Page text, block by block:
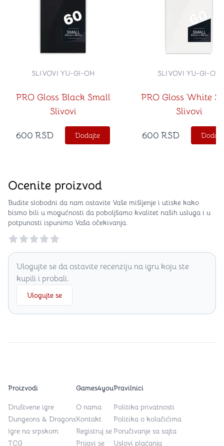
PRO Gloss Black Small
Slivovi
SLIVOVI YU-GI-OH
600 RSD Dodajte
PRO Gloss White
Slivovi
SLIVOVI YU-GI-OH
600 RSD
Ocenite proizvod
Budite slobodni da nam ostavite Vaše mišljenje i utiske kako
bismo bili u mogućnosti da poboljšamo kvalitet naših usluga i u
potpunosti ispunimo Vaša očekivanja.
Reviews
Ulogujte se da ostavite recenziju na igru koju ste
kupili i probali.
Ulogujte se
Proizvodi
Društvene igre
Dungeons & Dragons
Igre na srpskom
TCG
Games4you
O nama
Kontakt
Registruj se
Prijavi se
Pravilnici
Politika privatnosti
Politika o kolačićima
Poručivanje sa sajta
Uslovi plaćanja